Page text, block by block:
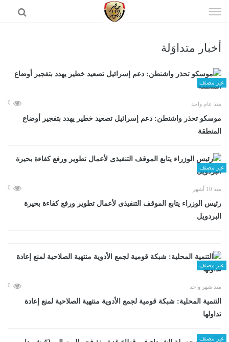
الى
أخبار متداوَلة
غير مصنف
منذ عام واحد 0
موسكو تحذر واشنطن: دعم إسرائيل تصعيد خطير يهدد بتفجير أوضاع
المنطقة
غير مصنف
منذ 10 أشهر 0
رئيس الوزراء يتابع الموقف التنفيذى لأعمال تطوير ورفع كفاءة بحيرة
البردويل
غير مصنف
منذ شهر واحد 0
التنمية المحلية: شبكة قومية لجمع الأدوية منتهية الصلاحية لمنع إعادة
تداولها
غير مصنف